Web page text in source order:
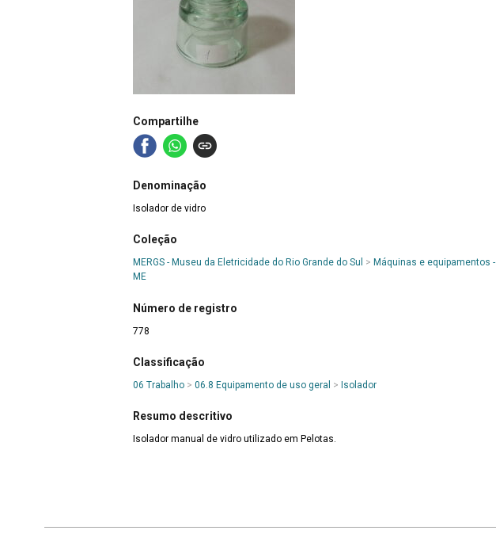
Compartilhe
Denominação
Isolador de vidro
Coleção
MERGS - Museu da Eletricidade do Rio Grande do Sul > Máquinas e equipamentos -
ME
Número de registro
778
Classificação
06 Trabalho > 06.8 Equipamento de uso geral > Isolador
Resumo descritivo
Isolador manual de vidro utilizado em Pelotas.